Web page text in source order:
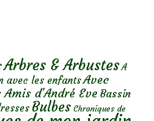
Arbres & Arbustes A
avec les enfantsAvec
d'André Eve Bassin
Bulbes Chroniques de